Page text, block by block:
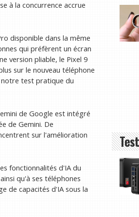
à la concurrence accrue
disponible dans la même
qui préfèrent un écran
version pliable, le Pixel 9
sur le nouveau téléphone
notre test pratique du
de Google est intégré
de Gemini. De
sur l'amélioration
fonctionnalités d'IA du
qu'à ses téléphones
de capacités d'IA sous la
Test